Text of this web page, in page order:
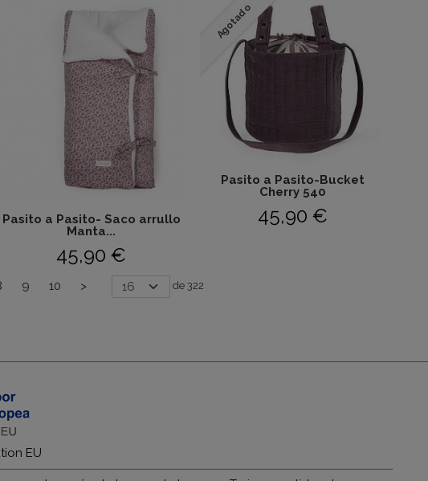
Pasito a Pasito- Saco arrullo
Manta...
45,90 €
Agotado
Pasito a Pasito-Bucket
Cherry 540
45,90 €
9 10 > de 322
EU